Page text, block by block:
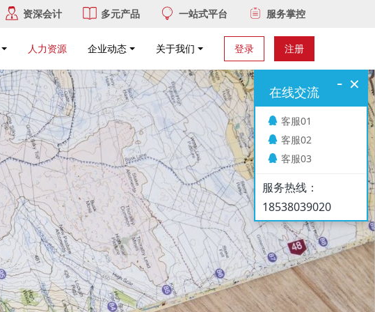
资深会计 多元产品 一站式平台 服务掌控
登录 注册
人力资源 企业动态 关于我们
×
-
在线交流
客服01
客服02
客服03
服务热线：
18538039020